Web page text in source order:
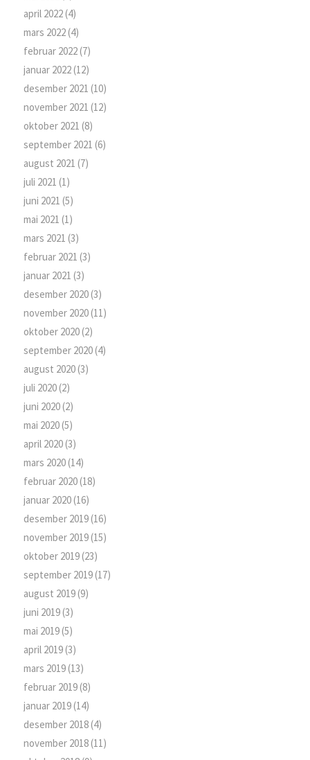
april 2022(4)
mars 2022(4)
februar 2022(7)
januar 2022(12)
desember 2021 (10)
november 2021 (12)
oktober 2021 (8)
september 2021 (6)
august 2021 (7)
juli 2021 (1)
juni 2021 (5)
mai 2021 (1)
mars 2021 (3)
februar 2021 (3)
januar 2021 (3)
desember 2020(3)
november 2020(11)
oktober 2020(2)
september 2020(4)
august 2020(3)
juli 2020(2)
juni 2020(2)
mai 2020(5)
april 2020(3)
mars 2020(14)
februar 2020(18)
januar 2020(16)
desember 2019(16)
november 2019(15)
oktober 2019(23)
september 2019(17)
august 2019(9)
juni 2019(3)
mai 2019(5)
april 2019(3)
mars 2019(13)
februar 2019(8)
januar 2019(14)
desember 2018(4)
november 2018(11)